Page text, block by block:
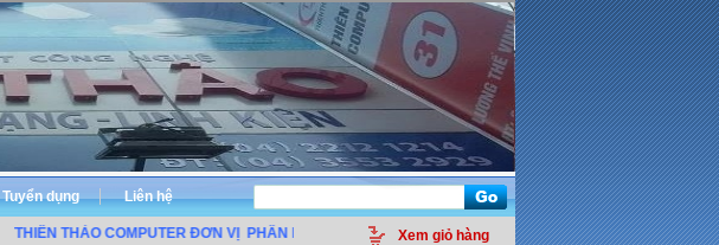
Tuyển dụng Liên hệ
THIÊN THẢO COMPUTER ĐƠN VỊ PHÂN PHỐI LINH KIỆN ĐIỆN TỬ MÁY TÍNH - THIẾT BỊ VĂN PHÒNG -
Xem giỏ hàng